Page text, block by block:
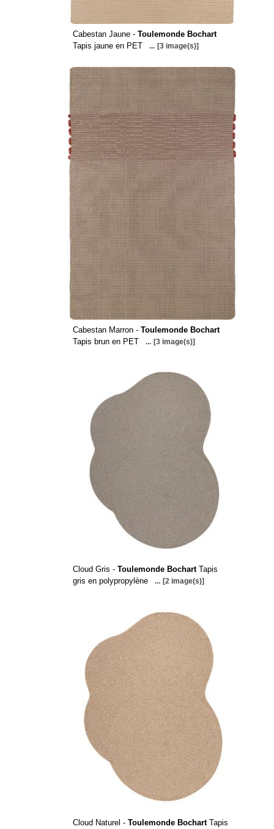
Cabestan Jaune - Toulemonde Bochart
Tapis jaune en PET
... [3 image(s)]
Cabestan Marron - Toulemonde Bochart
Tapis brun en PET
... [3 image(s)]
Cloud Gris - Toulemonde BochartTapis
gris en polypropylène
... [2 image(s)]
Cloud Naturel - Toulemonde BochartTapis